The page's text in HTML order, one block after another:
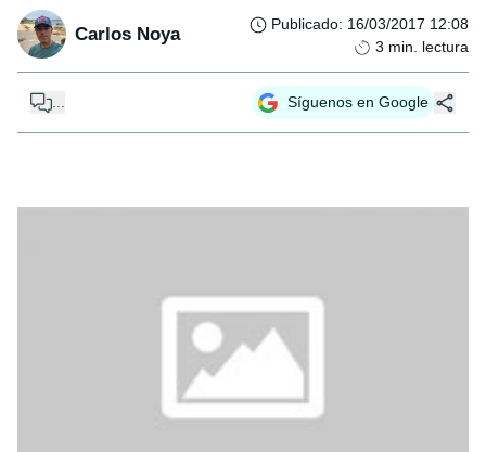
Carlos Noya Publicado: 16/03/2017 12:08
3 min. lectura
... Síguenos en Google